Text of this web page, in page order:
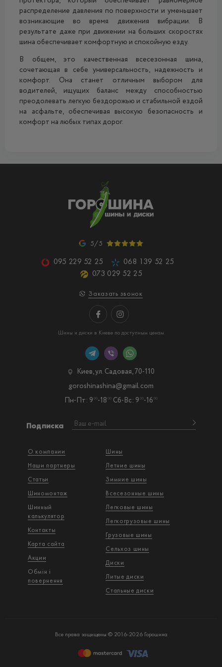
распределение давления по поверхности и уменьшает
возникающие во время движения вибрации. В
результате даже при движении на больших скоростях
шина обеспечивает комфортную и спокойную езду.
В общем, это качественная всесезонная шина,
сочетающая в себе универсальность, надежность и
комфорт. Она станет отличным выбором для
водителей, ищущих баланс между способностью
преодолевать легкую бездорожью и стабильной ездой
на асфальте, обеспечивая высокую безопасность и
комфорт на любых типах дорог.
5/5
095 229 52 25
068 139 52 25
073 029 52 25
Заказать звонок
Шины и диски в Киеве по доступным ценам
О компании
Наши партнеры
Статьи
Шиномонтаж
Шинный
калькулятор
Контакты
Карта сайта
Акции
Обмін і
повернення
Шины
Летние шины
Зимние шины
Всесезонные шины
Легковые шины
Легкогрузовые шины
Грузовые шины
Сельхоз шины
Диски
Литые диски
Стальные диски
Подписка
Киев, ул. Садовая, 70-110
Пн-Пт: 9 00-18 00 Сб-Вс: 9 00-16 00
goroshinashina@gmail.com
Все права защищены © 2016-2026 Горошина